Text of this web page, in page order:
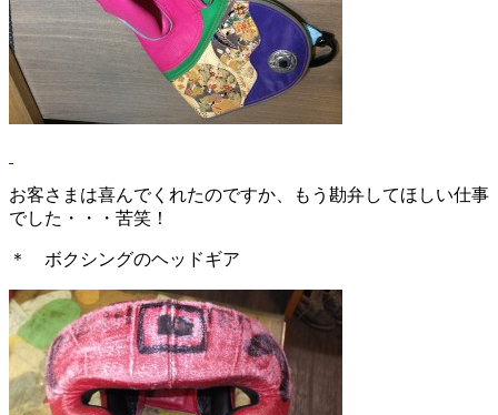
お客さまは喜んでくれたのですか、もう勘弁してほしい仕事
でした・・・苦笑！
＊ ボクシングのヘッドギア